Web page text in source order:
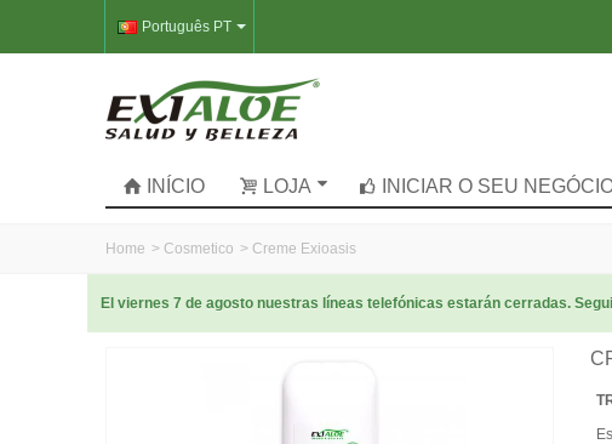
Português PT
INÍCIO LOJA INICIAR O SEU
Home > Cosmetico > Creme Exioasis
El viernes 7 de agosto nuestras líneas telefónicas estarán cerradas.